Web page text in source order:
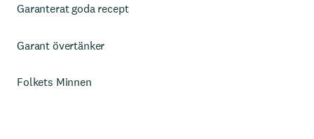
Garanterat goda recept
Garant övertänker
Folkets Minnen